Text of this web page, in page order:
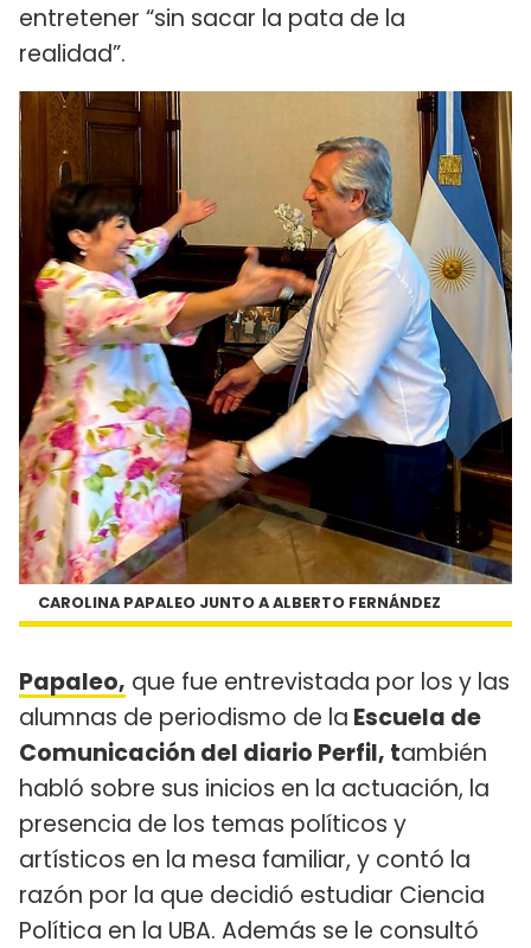
entretener “sin sacar la pata de la
realidad”.
CAROLINA PAPALEO JUNTO A ALBERTO FERNÁNDEZ
Papaleo, que fue entrevistada por los y las
alumnas de periodismo de la Escuela de
Comunicación del diario Perfil, también
habló sobre sus inicios en la actuación, la
presencia de los temas políticos y
artísticos en la mesa familiar, y contó la
razón por la que decidió estudiar Ciencia
Política en la UBA. Además se le consultó